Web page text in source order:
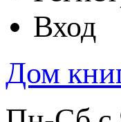
Вход
Дом